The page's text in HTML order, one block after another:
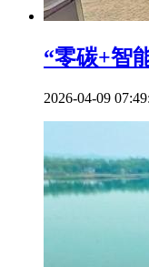
“零碳+智
2026-04-09